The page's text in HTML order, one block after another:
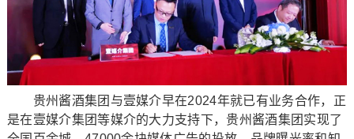
贵州酱酒集团与壹媒介早在2024年就已有业务合作，正
是在壹媒介集团等媒介的大力支持下，贵州酱酒集团实现了